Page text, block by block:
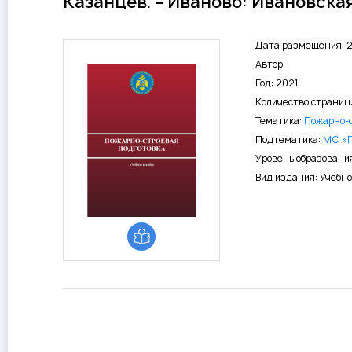
Дата размещения:
Автор:
Год: 2021
Количество
Тематика: Пожарно-
Подтематика: МС
Уровень
Вид издания: